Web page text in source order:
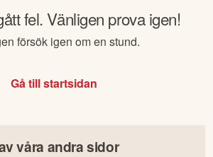
fel. Vänligen prova igen!
försök igen om en stund.
Gå till startsidan
våra andra sidor